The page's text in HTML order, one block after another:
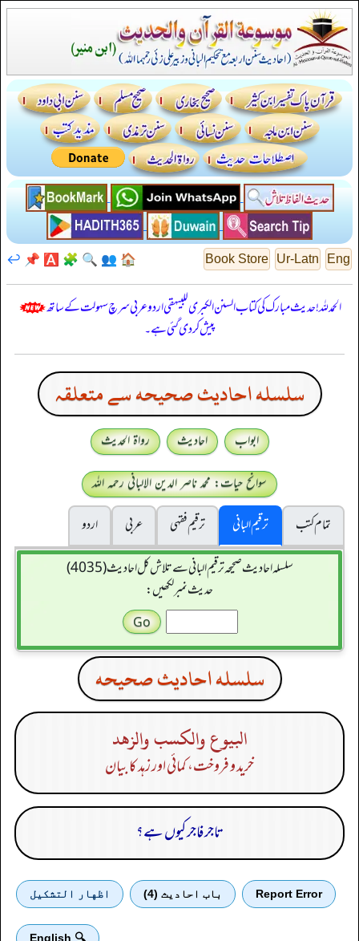
Eng
Ur-Latn
Book Store
🏠
👥
🔍
🧩
🅰️
📌
↩️
الحمدللہ! حدیث مبارک کی کتاب السنن الكبرى للبيهقي اردو عربی سرچ سہولت کے ساتھ
پیش کر دی گئی ہے۔
سلسله احاديث صحيحه سے متعلقہ
ابواب احادیث
رواۃ الحدیث
سوانح حیات: محمد ناصر الدین الالبانی رحمہ اللہ
تمام کتب
ترقیم البانی ترقيم فقہی عربی
اردو
سلسله احاديث صحيحه ترقیم البانی سے تلاش کل احادیث (4035)
حدیث نمبر لکھیں:
سلسله احاديث صحيحه
البيوع والكسب والزهد
خرید و فروخت، کمائی اور زہد کا بیان
تاجر فاجر کیوں ہے؟
Report Error باب احادیث (4) اظهار التشكيل
🔍 English